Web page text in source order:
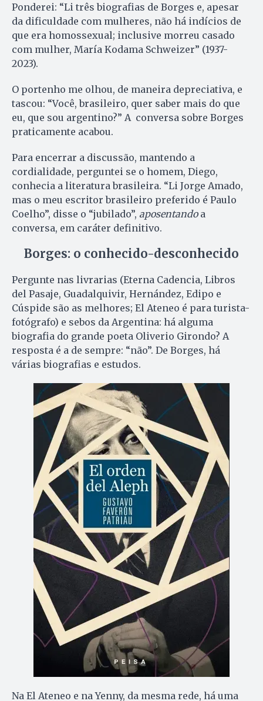
Ponderei: “Li três biografias de Borges e, apesar
da dificuldade com mulheres, não há indícios de
que era homossexual; inclusive morreu casado
com mulher, María Kodama Schweizer” (1937-
2023).
O portenho me olhou, de maneira depreciativa, e
tascou: “Você, brasileiro, quer saber mais do que
eu, que sou argentino?” A conversa sobre Borges
praticamente acabou.
Para encerrar a discussão, mantendo a
cordialidade, perguntei se o homem, Diego,
conhecia a literatura brasileira. “Li Jorge Amado,
mas o meu escritor brasileiro preferido é Paulo
Coelho”, disse o “jubilado”, aposentandoa
conversa, em caráter definitivo.
Borges: o conhecido-desconhecido
Pergunte nas livrarias (Eterna Cadencia, Libros
del Pasaje, Guadalquivir, Hernández, Edipo e
Cúspide são as melhores; El Ateneo é para turista-
fotógrafo) e sebos da Argentina: há alguma
biografia do grande poeta Oliverio Girondo? A
resposta é a de sempre: “não”. De Borges, há
várias biografias e estudos.
Na El Ateneo e na Yenny, da mesma rede, há uma